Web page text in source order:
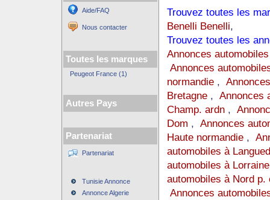
Aide/FAQ
Nous contacter
Toutes les marques
Peugeot France (1)
Autres Pays
Partenariat
Partenariat
Tunisie Annonce
Annonce Algerie
Trouvez toutes les
Benelli Benelli,
Trouvez toutes les
Annonces
Annonces
normandie,
Bretagne, Annonces
Champ. ardn,
Dom , Annonces
Haute normandie,
automobiles à
automobiles à Lorraine
automobiles à Nord p.
Annonces